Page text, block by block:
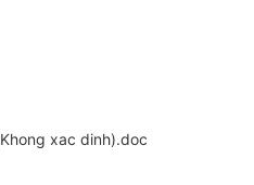
xac dinh).doc